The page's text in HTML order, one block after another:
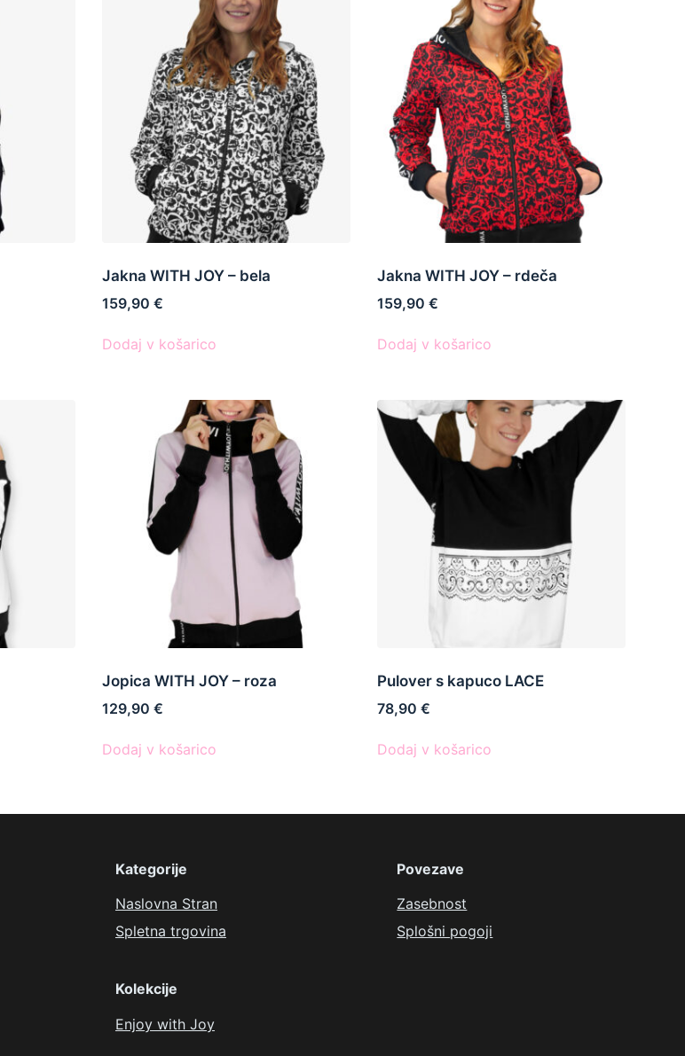
Jakna WITH JOY – bela
159,90 €
Dodaj v košarico
Jakna WITH JOY – rdeča
159,90 €
Dodaj v košarico
Jopica WITH JOY – roza
129,90 €
Dodaj v košarico
Pulover s kapuco LACE
78,90 €
Dodaj v košarico
Kategorije
Naslovna Stran
Spletna trgovina
Kolekcije
Enjoy with Joy
Povezave
Zasebnost
Splošni pogoji